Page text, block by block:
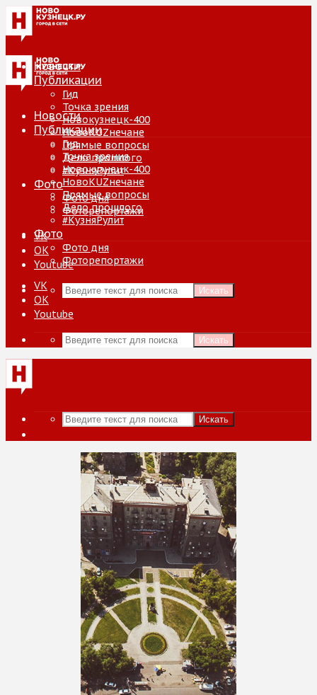
Новости
Публикации
Гид
Точка зрения
Новокузнецк-400
НовоKUZнечане
Прямые вопросы
Дело прошлого
#КузняРулит
Фото
Фото дня
Фоторепортажи
VK
ОК
Youtube
Искать
Новости
Публикации
Гид
Точка зрения
Новокузнецк-400
НовоKUZнечане
Прямые вопросы
Дело прошлого
#КузняРулит
Фото
Фото дня
Фоторепортажи
VK
ОК
Youtube
Искать
Искать